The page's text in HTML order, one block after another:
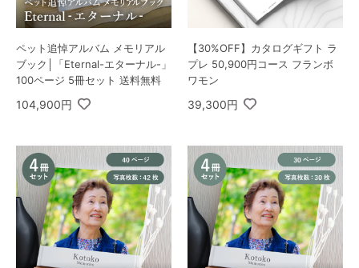
ペット追悼アルバム メモリアル
ブック│「Eternal-エターナル-」
100ページ 5冊セット 送料無料
104,900円
【30%OFF】カタログギフト ラ
プレ 50,900円コース フランボ
ワモン
39,300円